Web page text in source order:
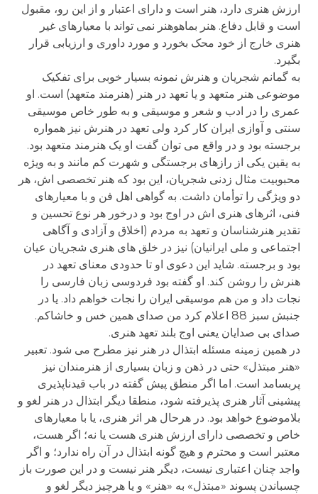
ارزش هنری دارد، هنر است و دارای اعتبار و از این رو، مقبول
است و قابل دفاع. هنر بماهوهنر نمی تواند با معیارهای غیر
هنری خارج از خود محک بخورد و مورد داوری و ارزیابی قرار
بگیرد.
به گمانم شجریان و هنرش نمونه بسیار خوبی برای تفکیک
موضوعی هنر متعهد و یا تعهد در هنر (هنرمند متعهد) است. او
عمری را در ادب و شعر و موسیقی و به طور خاص موسیقی
سنتی و آوازی ایران کار کرد ولی تعهد در هنرش نیز همواره
برجسته بود و در واقع می توان گفت او یک هنرمند متعهد بود.
به یقین یکی از رازهای برجستگی و شهرت کم مانند و به ویژه
محبوبیت مثال زدنی شجریان، این بود که هنر تخصصی اش، هر
دو ویژگی را توأمان داشت. به گواهی اهل فن و با معیارهای
فنی، اثرهای هنری اش در اوج بود و درخور هر نوع تحسین و
تقدیر هنرشناسان و تعهد به مردم (اخلاق و آزادی و آگاهی
اجتماعی و ملی ایرانیان) نیز در خلق های هنری شجریان عیان
بود و برجسته. شاید این دعوی او تا حدودی معنای تعهد در
هنرش را روشن کند. او گفته بود فردوسی زبان فارسی را
نجات داد و من هم موسیقی ایران را نجات خواهم داد. یا در
جنبش سبز 88 اعلام کرد من صدای همین خس و خاشاکم.
صدای بی صدایان یعنی اوج بلند تعهد هنری.
در همین زمینه مسئله ابتذال در هنر نیز مطرح می شود. تعبیر
«هنر مبتذل» حتی در ذهن و زبان بسیاری از هنرمندان نیز
پربسامد است. اما اگر منطق پیش گفته در باب قیدناپذیری
پیشینی آثار هنری پذیرفته شود، منطقا دیگر ابتذال در هنر لغو و
بلاموضوع خواهد بود. در هرحال هر اثر هنری، یا با معیارهای
خاص و تخصصی دارای ارزش هنری هست یا نه؛ اگر هست،
معتبر است و محترم و هیچ گونه ابتذال در آن راه ندارد؛ و اگر
واجد چنان اعتباری نیست، دیگر هنر نیست و در این صورت باز
چسباندن پسوند «مبتذل» به «هنر» و یا هرچیز دیگر لغو و